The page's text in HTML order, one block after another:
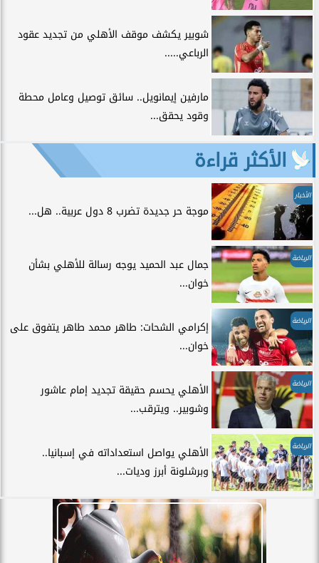
شوبير يكشف موقف الأهلي من تجديد عقود
الرباعي.....
مارفين إيمانويل.. سائق توصيل وعامل محطة
وقود يحقق...
الأكثر قراءة
الأخبار
موجة حر جديدة تضرب 8 دول عربية.. هل...
الرياضة
جمال عبد الحميد يوجه رسالة للأهلي بشأن
خوان...
الرياضة
إكرامي الشحات: طاهر محمد طاهر يتفوق على
خوان...
الرياضة
الأهلي يحسم حقيقة تجديد إمام عاشور
وشوبير.. ويترقب...
الرياضة
الأهلي يواصل استعداداته في إسبانيا..
وبرشلونة أبرز وديات...